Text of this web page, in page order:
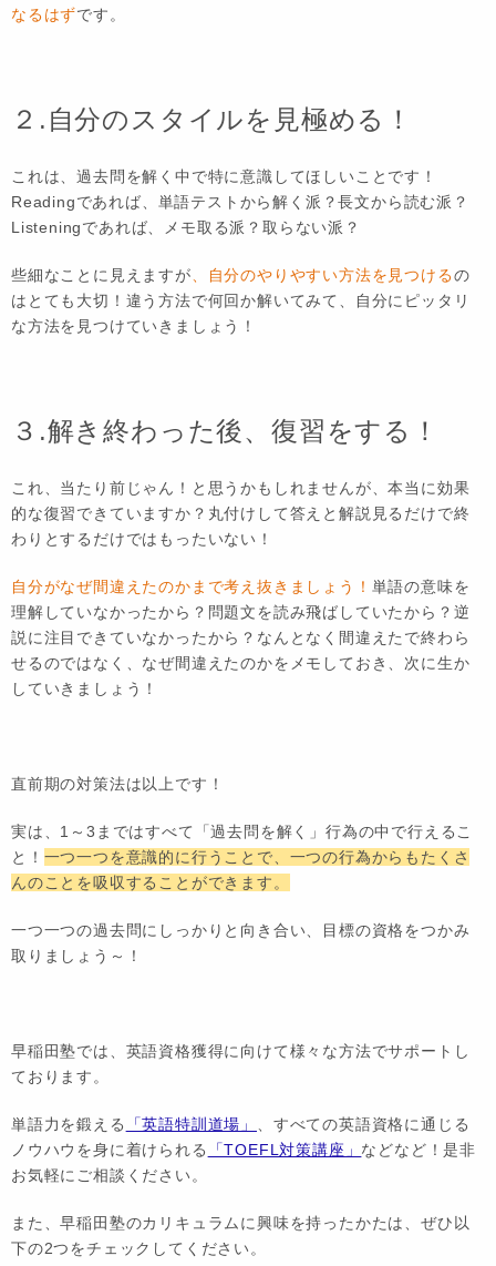
なるはずです。
２.自分のスタイルを見極める！
これは、過去問を解く中で特に意識してほしいことです！
Readingであれば、単語テストから解く派？長文から読む派？
Listeningであれば、メモ取る派？取らない派？
些細なことに見えますが 、自分のやりやすい方法を見つけるの
はとても大切！違う方法で何回か解いてみて、自分にピッタリ
な方法を見つけていきましょう！
３.解き終わった後、復習をする！
これ、当たり前じゃん！と思うかもしれませんが、本当に効果
的な復習できていますか？丸付けして答えと解説見るだけで終
わりとするだけではもったいない！
自分がなぜ間違えたのかまで考え抜きましょう！ 単語の意味を
理解していなかったから？問題文を読み飛ばしていたから？逆
説に注目できていなかったから？なんとなく間違えたで終わら
せるのではなく、なぜ間違えたのかをメモしておき、次に生か
していきましょう！
直前期の対策法は以上です！
実は、1～3まではすべて「過去問を解く」行為の中で行えるこ
と！ 一つ一つを意識的に行うことで、一つの行為からもたくさ
んのことを吸収することができます。
一つ一つの過去問にしっかりと向き合い、目標の資格をつかみ
取りましょう～！
早稲田塾では、英語資格獲得に向けて様々な方法でサポートし
ております。
単語力を鍛える 「英語特訓道場」
、すべての英語資格に通じる
ノウハウを身に着けられる
「TOEFL対策講座」 などなど！是非
お気軽にご相談ください。
また、早稲田塾のカリキュラムに興味を持ったかたは、ぜひ以
下の2つをチェックしてください。